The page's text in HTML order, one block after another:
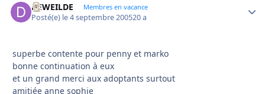
DEWEILDE Membres en vacance
Posté(e) le 4 septembre 200520 a
superbe contente pour penny et marko
bonne continuation à eux
et un grand merci aux adoptants surtout
amitiée anne sophie